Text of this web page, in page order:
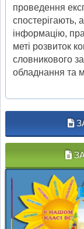
проведення
спостерігають,
інформацію,
меті розвиток
словникового
обладнання та